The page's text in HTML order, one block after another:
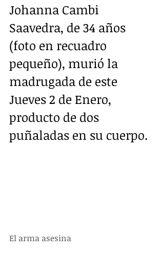
Johanna Cambi
Saavedra, de 34 años
(foto en recuadro
pequeño), murió la
madrugada de este
Jueves 2 de Enero,
producto de dos
puñaladas en su cuerpo.
El arma asesina